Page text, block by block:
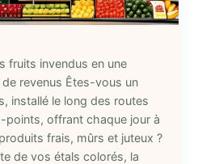
fruits invendus en une
revenus Êtes-vous un
installé le long des routes
points, offrant chaque jour à
frais, mûrs et juteux ?
de vos étals colorés, la